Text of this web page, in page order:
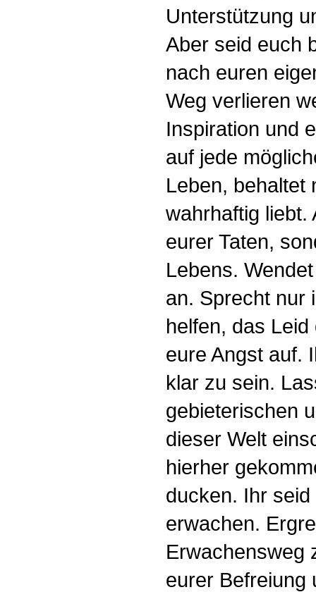
Unterstützung
Aber seid euch
nach euren
Weg verlieren
Inspiration und
auf jede
Leben, behaltet
wahrhaftig liebt.
eurer Taten,
Lebens.
an. Sprecht nur
helfen, das
eure Angst auf.
klar zu sein.
gebieterischen
dieser Welt
hierher
ducken. Ihr
erwachen.
Erwachensweg
eurer Befreiung